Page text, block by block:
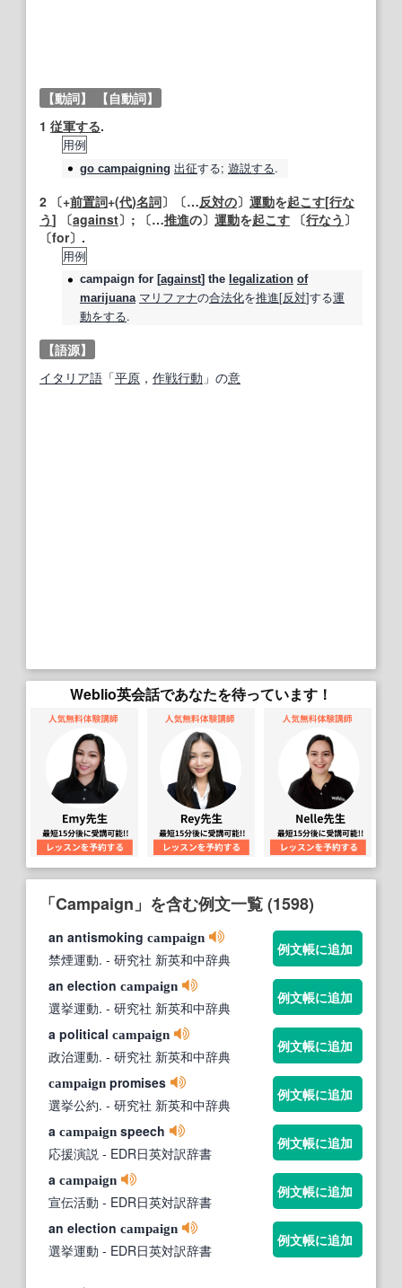
【動詞】
【自動詞】
1 従軍する.
用例
go campaigning 出征する; 遊説する.
2 〔+前置詞+(代)名詞〕〔…反対の〕 運動を起こす[行な
う] 〔against〕; 〔…推進の〕 運動を起こす 〔行なう 〕
〔for〕.
用例
campaign for [against] the legalization of
marijuana マリファナの合法化を推進[反対]する運
動をする.
【語源】
イタリア語 「平原 ， 作戦行動 」の意
Weblio英会話であなたを待っています！
「Campaign」を含む例文一覧 (1598)
an antismoking campaign
禁煙運動. - 研究社 新英和中辞典
例文帳に追加
an election campaign
選挙運動. - 研究社 新英和中辞典
例文帳に追加
a political campaign
政治運動. - 研究社 新英和中辞典
例文帳に追加
campaign promises
選挙公約. - 研究社 新英和中辞典
例文帳に追加
a campaign speech
応援演説 - EDR日英対訳辞書
例文帳に追加
a campaign
宣伝活動 - EDR日英対訳辞書
例文帳に追加
an election campaign
選挙運動 - EDR日英対訳辞書
例文帳に追加